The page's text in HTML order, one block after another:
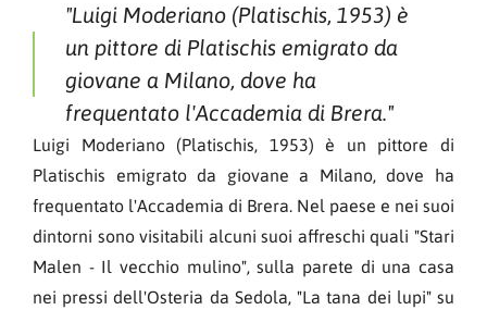
"Luigi Moderiano (Platischis, 1953) è
un pittore di Platischis emigrato da
giovane a Milano, dove ha
frequentato l'Accademia di Brera."
Luigi Moderiano (Platischis, 1953) è un pittore di
Platischis emigrato da giovane a Milano, dove ha
frequentato l'Accademia di Brera. Nel paese e nei suoi
dintorni sono visitabili alcuni suoi affreschi quali "Stari
Malen - Il vecchio mulino", sulla parete di una casa
nei pressi dell'Osteria da Sedola, "La tana dei lupi" su